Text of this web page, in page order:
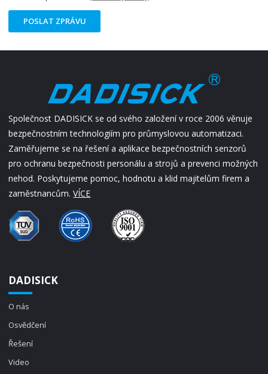
POSLAT ZPRÁVU
Společnost DADISICK se od svého založení v roce 2006 věnuje
bezpečnostním technologiím pro průmyslovou automatizaci.
Zaměřujeme se na řešení a aplikace bezpečnostních senzorů
pro ochranu bezpečnosti personálu a strojů a prevenci možných
nehod. Poskytujeme pomoc, hodnotu a klid majitelům firem a
zaměstnancům.VÍCE
DADISICK
O nás
Osvědčení
Řešení
Video